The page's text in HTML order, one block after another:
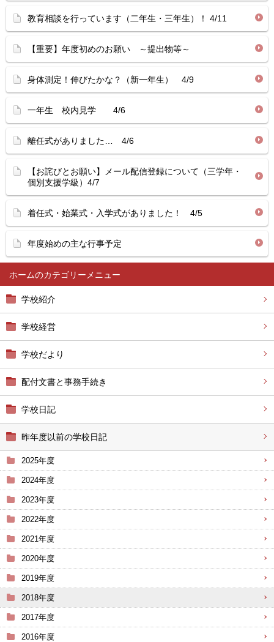
ホーム
学校紹介
学校経営
学校だより
配付文書と事務手続き
学校日記
昨年度以前の学校日記
2025年度
2024年度
2023年度
2022年度
2021年度
2020年度
2019年度
2018年度
2017年度
2016年度
教育相談を行っています（二年生・三年生）！ 4/11
【重要】年度初めのお願い ～提出物等～
身体測定！伸びたかな？（新一年生） 4/9
一年生 校内見学 4/6
離任式がありました… 4/6
【お詫びとお願い】メール配信登録について（三学年・
個別支援学級）4/7
着任式・始業式・入学式がありました！ 4/5
年度始めの主な行事予定